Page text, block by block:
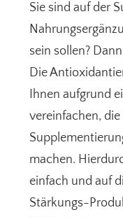
Sie sind auf der
sein sollen?
Die
Ihnen aufgrund
vereinfachen,
machen.
einfach und auf
Stärkungs-